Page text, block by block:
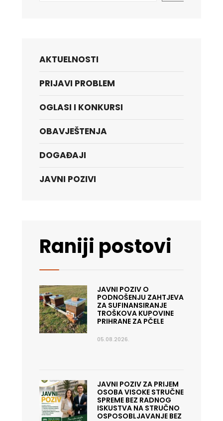
AKTUELNOSTI
PRIJAVI PROBLEM
OGLASI I KONKURSI
OBAVJEŠTENJA
DOGAĐAJI
JAVNI POZIVI
Raniji postovi
JAVNI POZIV O
PODNOŠENJU ZAHTJEVA
ZA SUFINANSIRANJE
TROŠKOVA KUPOVINE
PRIHRANE ZA PČELE
05.08.2026.
JAVNI POZIV ZA PRIJEM
OSOBA VISOKE STRUČNE
SPREME BEZ RADNOG
ISKUSTVA NA STRUČNO
OSPOSOBLJAVANJE BEZ